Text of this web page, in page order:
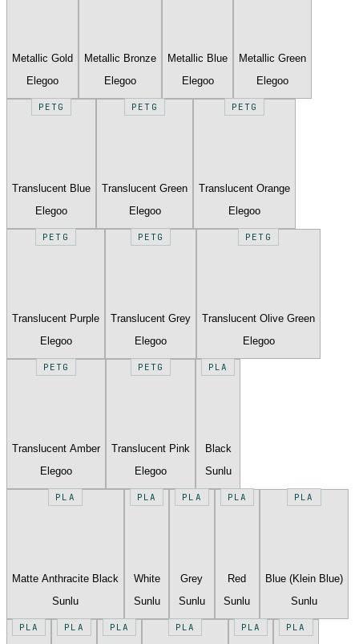
Metallic Gold
Elegoo
Metallic Bronze
Elegoo
Metallic Blue
Elegoo
Metallic Green
Elegoo
PETG
Translucent Blue
Elegoo
PETG
Translucent Green
Elegoo
PETG
Translucent Orange
Elegoo
PETG
Translucent Purple
Elegoo
PETG
Translucent Grey
Elegoo
PETG
Translucent Olive Green
Elegoo
PETG
Translucent Amber
Elegoo
PETG
Translucent Pink
Elegoo
PLA
Black
Sunlu
PLA
Matte Anthracite Black
Sunlu
PLA
White
Sunlu
PLA
Grey
Sunlu
PLA
Red
Sunlu
PLA
Blue (Klein Blue)
Sunlu
PLA PLA PLA PLA PLA PLA